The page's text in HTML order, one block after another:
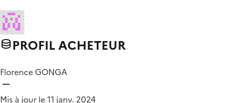
PROFIL ACHETEUR
Florence GONGA
Mis à jour le 11 janv. 2024